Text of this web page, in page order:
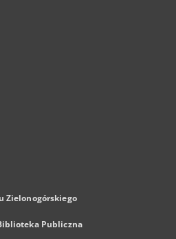
Zielonogórskiego
Publiczna